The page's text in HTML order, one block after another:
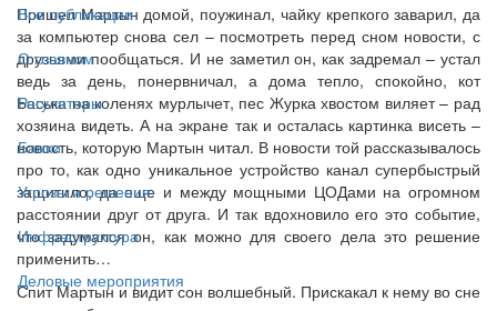
Все публикации
О главном
Регуляторы
Банки
Угрозы и решения
Инфраструктура
Деловые мероприятия
Пришел Мартын домой, поужинал, чайку крепкого заварил, да
за компьютер снова сел – посмотреть перед сном новости, с
друзьями пообщаться. И не заметил он, как задремал – устал
ведь за день, понервничал, а дома тепло, спокойно, кот
Баська на коленях мурлычет, пес Журка хвостом виляет – рад
хозяина видеть. А на экране так и осталась картинка висеть –
новость, которую Мартын читал. В новости той рассказывалось
про то, как одно уникальное устройство канал супербыстрый
защитило, да еще и между мощными ЦОДами на огромном
расстоянии друг от друга. И так вдохновило его это событие,
что задумался он, как можно для своего дела это решение
применить…
Спит Мартын и видит сон волшебный. Прискакал к нему во сне